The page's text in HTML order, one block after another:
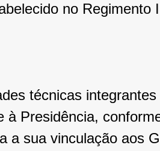
no Regimento
técnicas
à Presidência,
a sua vinculação aos